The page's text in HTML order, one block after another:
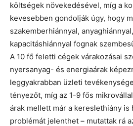
költségek növekedésével, míg a
kevesebben gondolják úgy, hogy
szakemberhiánnyal,
kapacitáshiánnyal fognak
A 10 fő feletti cégek várakozásai
nyersanyag- és energiaárak
leggyakrabban üzleti
tényezőt, míg az 1-9 fős
árak mellett már a kereslethiány is
problémát jelenthet – mutattak rá